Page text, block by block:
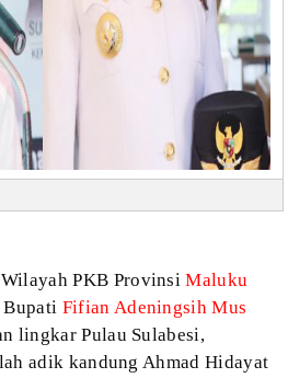
PKB Provinsi Maluku
Bupati Fifian Adeningsih Mus
lingkar Pulau Sulabesi,
adik kandung Ahmad Hidayat